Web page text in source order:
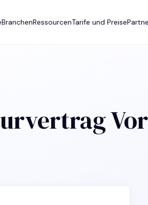
BranchenRessourcenTarife und Preise